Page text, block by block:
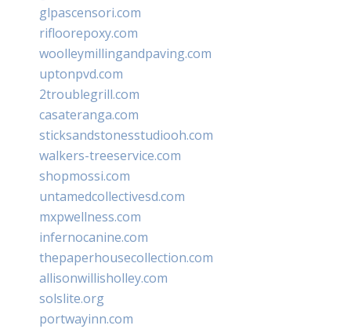
glpascensori.com
rifloorepoxy.com
woolleymillingandpaving.com
uptonpvd.com
2troublegrill.com
casateranga.com
sticksandstonesstudiooh.com
walkers-treeservice.com
shopmossi.com
untamedcollectivesd.com
mxpwellness.com
infernocanine.com
thepaperhousecollection.com
allisonwillisholley.com
solslite.org
portwayinn.com